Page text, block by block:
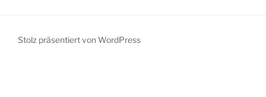
Stolz präsentiert von WordPress